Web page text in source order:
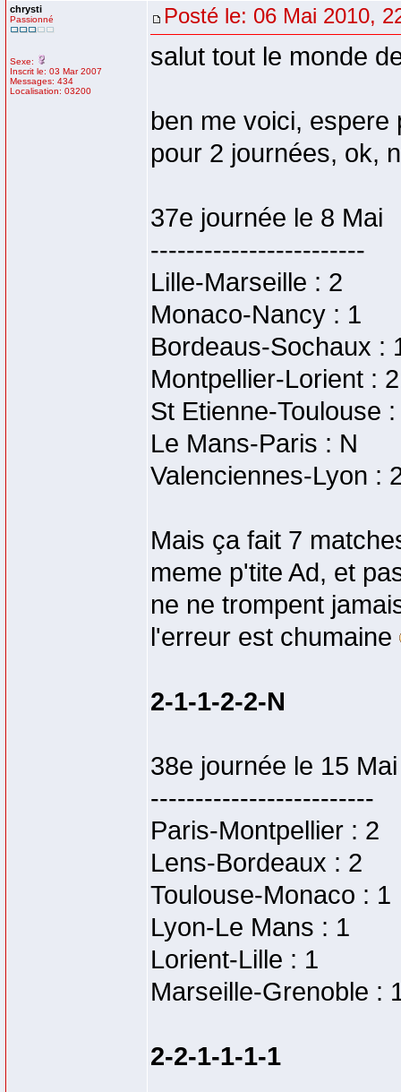
chrysti
Passionné
Sexe:
Inscrit le: 03 Mar 2007
Messages: 434
Localisation: 03200
Posté le: 06 Mai 2010,
salut tout le monde
ben me voici, espere
pour 2 journées, ok,
37e journée le 8 Mai
------------------------
Lille-Marseille : 2
Monaco-Nancy : 1
Bordeaus-Sochaux :
Montpellier-Lorient : 2
St Etienne-Toulouse
Le Mans-Paris : N
Valenciennes-Lyon :
Mais ça fait 7
meme p'tite Ad, et
ne ne trompent
l'erreur est chumaine
2-1-1-2-2-N
38e journée le 15 Mai
-------------------------
Paris-Montpellier : 2
Lens-Bordeaux : 2
Toulouse-Monaco : 1
Lyon-Le Mans : 1
Lorient-Lille : 1
Marseille-Grenoble :
2-2-1-1-1-1